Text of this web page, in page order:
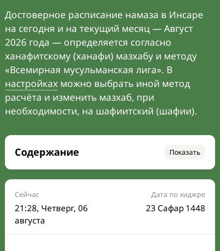
Достоверное расписание намаза в Инсаре
на сегодня и на текущий месяц — Август
2026 года — определяется согласно
ханафитскому (ханафи) мазхабу и методу
«Всемирная мусульманская лига». В
настройках можно выбрать иной метод
расчёта и изменить мазхаб, при
необходимости, на шафиитский (шафии).
Содержание Показать
Время намаза на сегодня
Расписание на месяц
Время Сухура и Ифтара на сегодня
Календарь рамадана
Сейчас
21:28, Четверг, 06
августа
Дата по хиджре
23 Сафар 1448